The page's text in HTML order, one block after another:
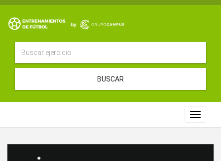
BUSCAR
Toggle